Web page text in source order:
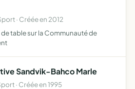
· Créée en 2012
table sur la Communauté de
Sandvik-Bahco Marle
· Créée en 1995